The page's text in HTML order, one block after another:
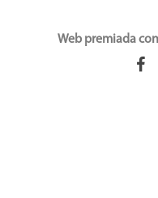
Web premiada